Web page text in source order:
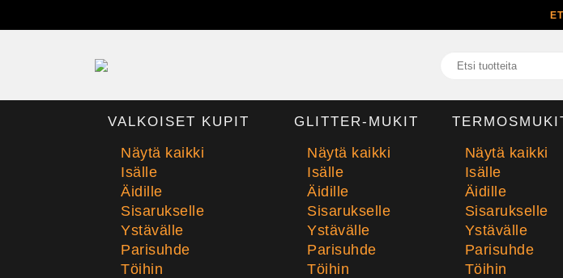
VALKOISET KUPIT
Näytä kaikki
Isälle
Äidille
Sisarukselle
Ystävälle
Parisuhde
Töihin
GLITTER-MUKIT
Näytä kaikki
Isälle
Äidille
Sisarukselle
Ystävälle
Parisuhde
Töihin
Näytä kaikki
Isälle
Äidille
Sisarukselle
Ystävälle
Parisuhde
Töihin